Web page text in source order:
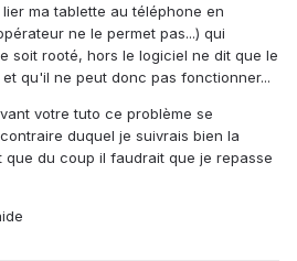
ma tablette au téléphone en
ne le permet pas...) qui
soit rooté, hors le logiciel ne dit que le
qu'il ne peut donc pas fonctionner...
votre tuto ce problème se
duquel je suivrais bien la
que du coup il faudrait que je repasse